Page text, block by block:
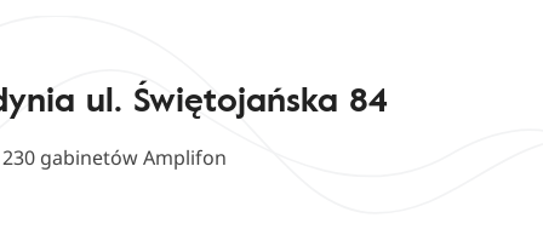
ul. Świętojańska 84
gabinetów Amplifon